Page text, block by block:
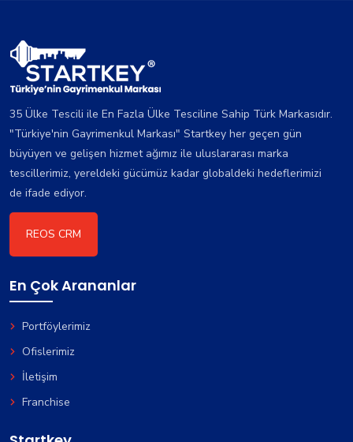
35 Ülke Tescili ile En Fazla Ülke Tesciline Sahip Türk Markasıdır.
"Türkiye'nin Gayrimenkul Markası" Startkey her geçen gün
büyüyen ve gelişen hizmet ağımız ile uluslararası marka
tescillerimiz, yereldeki gücümüz kadar globaldeki hedeflerimizi
de ifade ediyor.
REOS CRM
En Çok Arananlar
Portföylerimiz
Ofislerimiz
İletişim
Franchise